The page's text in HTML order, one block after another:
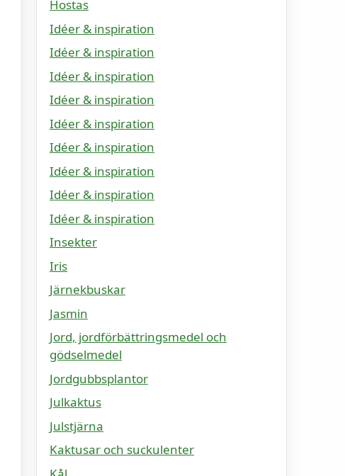
Hostas
Idéer & inspiration
Idéer & inspiration
Idéer & inspiration
Idéer & inspiration
Idéer & inspiration
Idéer & inspiration
Idéer & inspiration
Idéer & inspiration
Idéer & inspiration
Insekter
Iris
Järnekbuskar
Jasmin
Jord, jordförbättringsmedel och
gödselmedel
Jordgubbsplantor
Julkaktus
Julstjärna
Kaktusar och suckulenter